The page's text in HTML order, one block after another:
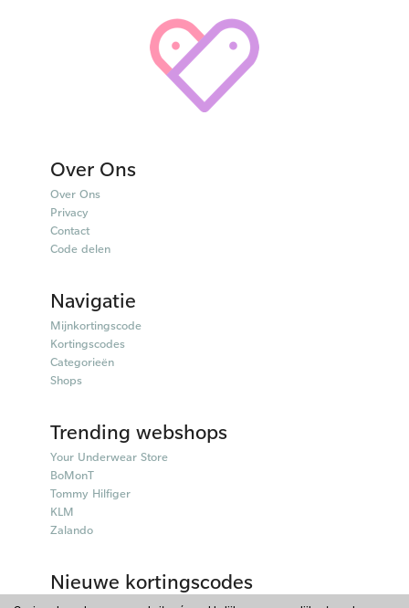
Over Ons
Over Ons
Privacy
Contact
Code delen
Navigatie
Mijnkortingscode
Kortingscodes
Categorieën
Shops
Trending webshops
Your Underwear Store
BoMonT
Tommy Hilfiger
KLM
Zalando
Nieuwe kortingscodes